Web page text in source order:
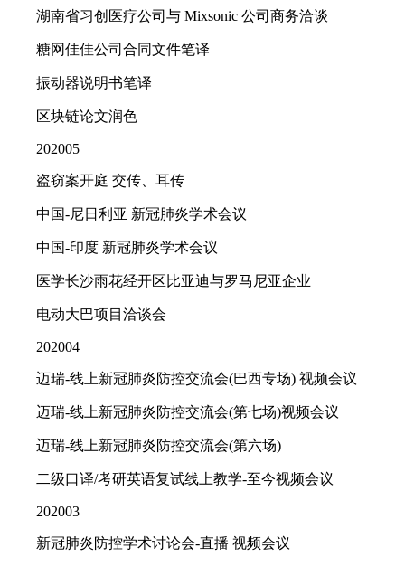
湖南省习创医疗公司与 Mixsonic 公司商务洽谈
糖网佳佳公司合同文件笔译
振动器说明书笔译
区块链论文润色
202005
盗窃案开庭 交传、耳传
中国-尼日利亚 新冠肺炎学术会议
中国-印度 新冠肺炎学术会议
医学长沙雨花经开区比亚迪与罗马尼亚企业
电动大巴项目洽谈会
202004
迈瑞-线上新冠肺炎防控交流会(巴西专场) 视频会议
迈瑞-线上新冠肺炎防控交流会(第七场)视频会议
迈瑞-线上新冠肺炎防控交流会(第六场)
二级口译/考研英语复试线上教学-至今视频会议
202003
新冠肺炎防控学术讨论会-直播 视频会议